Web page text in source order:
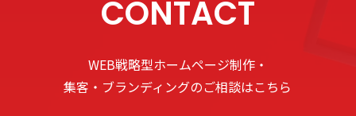
CONTACT
WEB戦略型ホームページ制作・
集客・ブランディングのご相談はこちら